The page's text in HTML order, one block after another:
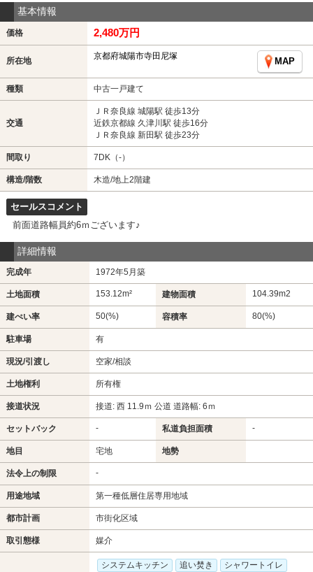
基本情報
価格 2,480万円
所在地 京都府城陽市寺田尼塚
MAP
種類 中古一戸建て
交通
ＪＲ奈良線 城陽駅 徒歩13分
近鉄京都線 久津川駅 徒歩16分
ＪＲ奈良線 新田駅 徒歩23分
間取り 7DK（-）
構造/階数 木造/地上2階建
セールスコメント
前面道路幅員約6ｍございます♪
詳細情報
完成年 1972年5月築
土地面積 153.12m² 建物面積 104.39m2
建ぺい率 50(%) 容積率 80(%)
駐車場 有
現況/引渡し 空家/相談
土地権利 所有権
接道状況 接道: 西 11.9ｍ 公道 道路幅: 6ｍ
セットバック - 私道負担面積 -
地目 宅地 地勢
法令上の制限 -
用途地域 第一種低層住居専用地域
都市計画 市街化区域
取引態様 媒介
システムキッチン 追い焚き
シャワートイレ